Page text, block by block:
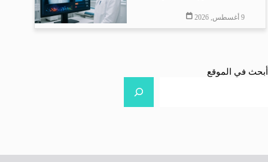
9 أغسطس, 2026
أبحث في الموقع